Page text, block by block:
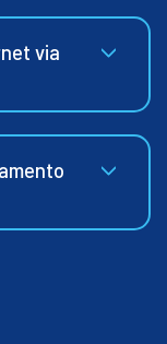
via